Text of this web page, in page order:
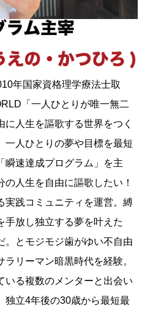
年国家資格理学療法士取
「一人ひとりが唯一無二
人生を謳歌する世界をつく
一人ひとりの夢や目標を最短
瞬速達成プログラム」を主
人生を自由に謳歌したい！
実践コミュニティを運営。縛
手放し独立する夢を叶えた
。とモジモジ歯がゆい不自由
リーマン暗黒時代を経験。
いる複数のメンターと出会い
独立4年後の30歳から最短最